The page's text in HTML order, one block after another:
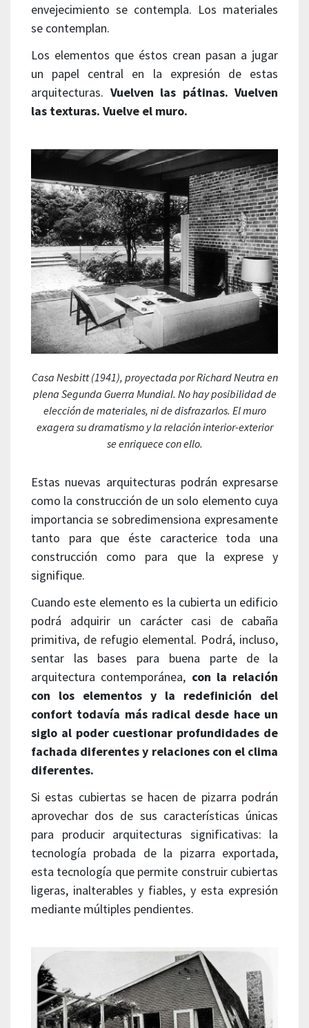
envejecimiento se contempla. Los materiales
se contemplan.
Los elementos que éstos crean pasan a jugar
un papel central en la expresión de estas
arquitecturas. Vuelven las pátinas. Vuelven
las texturas. Vuelve el muro.
Casa Nesbitt (1941), proyectada por Richard Neutra en
plena Segunda Guerra Mundial. No hay posibilidad de
elección de materiales, ni de disfrazarlos. El muro
exagera su dramatismo y la relación interior-exterior
se enriquece con ello.
Estas nuevas arquitecturas podrán expresarse
como la construcción de un solo elemento cuya
importancia se sobredimensiona expresamente
tanto para que éste caracterice toda una
construcción como para que la exprese y
signifique.
Cuando este elemento es la cubierta un edificio
podrá adquirir un carácter casi de cabaña
primitiva, de refugio elemental. Podrá, incluso,
sentar las bases para buena parte de la
arquitectura contemporánea, con la relación
con los elementos y la redefinición del
confort todavía más radical desde hace un
siglo al poder cuestionar profundidades de
fachada diferentes y relaciones con el clima
diferentes.
Si estas cubiertas se hacen de pizarra podrán
aprovechar dos de sus características únicas
para producir arquitecturas significativas: la
tecnología probada de la pizarra exportada,
esta tecnología que permite construir cubiertas
ligeras, inalterables y fiables, y esta expresión
mediante múltiples pendientes.